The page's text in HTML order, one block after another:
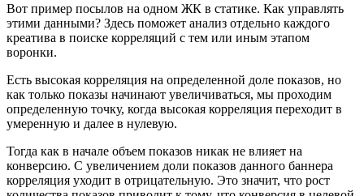
Вот пример посылов на одном ЖК в статике. Как управлять
этими данными? Здесь поможет анализ отдельно каждого
креатива в поиске корреляций с тем или иным этапом
воронки.
Есть высокая корреляция на определенной доле показов, но
как только показы начинают увеличиваться, мы проходим
определенную точку, когда высокая корреляция переходит в
умеренную и далее в нулевую.
Тогда как в начале объем показов никак не влияет на
конверсию. С увеличением доли показов данного баннера
корреляция уходит в отрицательную. Это значит, что рост